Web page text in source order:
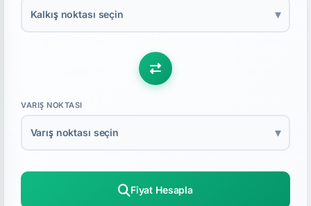
Kalkış noktası seçin ▾
VARIŞ NOKTASI
Varış noktası seçin ▾
Fiyat Hesapla